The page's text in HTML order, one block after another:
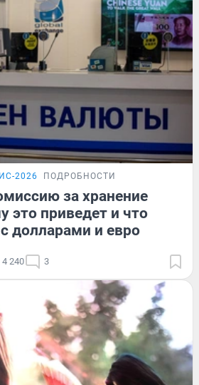
2026 ПОДРОБНОСТИ
за хранение
это приведет и что
долларами и евро
4 240 3